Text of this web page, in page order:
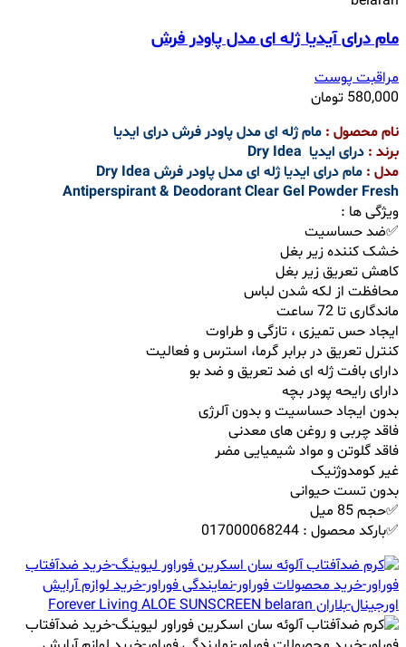
مام درای آیدیا ژله ای مدل پاودر فرش
مراقبت پوست
580,000 تومان
نام محصول : مام ژله ای مدل پاودر فرش درای ایدیا
برند : درای ایدیا Dry Idea
مدل :
مام درای ایدیا ژله ای مدل پاودر فرش Dry Idea
Antiperspirant & Deodorant Clear Gel Powder Fresh
ویژگی ها :
✅ضد حساسیت
خشک کننده زیر بغل
کاهش تعریق زیر بغل
محافظت از لکه شدن لباس
ماندگاری تا 72 ساعت
ایجاد حس تمیزی ، تازگی و طراوت
کنترل تعریق در برابر گرما، استرس و فعالیت
دارای بافت ژله ای ضد تعریق و ضد بو
دارای رایحه پودر بچه
بدون ایجاد حساسیت و بدون آلرژی
فاقد چربی و روغن های معدنی
فاقد گلوتن و مواد شیمیایی مضر
غیر کومدوژنیک
بدون تست حیوانی
✅حجم 85 میل
✅بارکد محصول : 017000068244